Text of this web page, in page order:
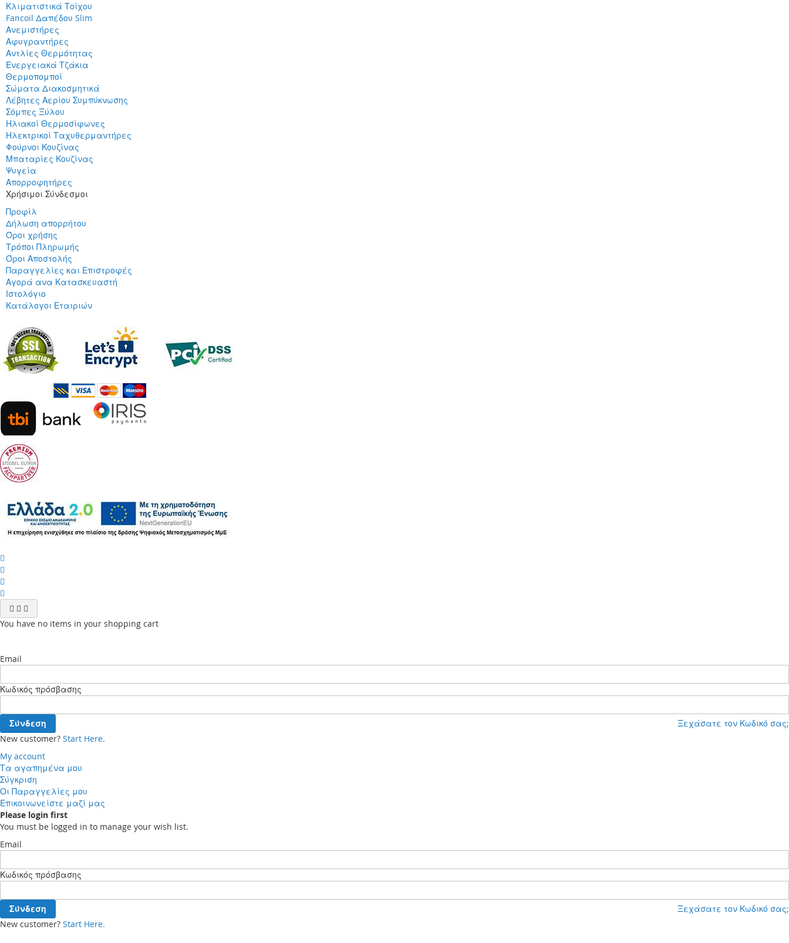
Κλιματιστικά Τοίχου
Fancoil Δαπέδου Slim
Ανεμιστήρες
Αφυγραντήρες
Αντλίες Θερμότητας
Ενεργειακά Τζάκια
Θερμοπομποί
Σώματα Διακοσμητικά
Λέβητες Αερίου Συμπύκνωσης
Σόμπες Ξύλου
Ηλιακοί Θερμοσίφωνες
Ηλεκτρικοί Ταχυθερμαντήρες
Φούρνοι Κουζίνας
Μπαταρίες Κουζίνας
Ψυγεία
Απορροφητήρες
Χρήσιμοι Σύνδεσμοι
Προφίλ
Δήλωση απορρήτου
Όροι χρήσης
Τρόποι Πληρωμής
Όροι Αποστολής
Παραγγελίες και Επιστροφές
Αγορά ανα Κατασκευαστή
Ιστολόγιο
Κατάλογοι Εταιριών
You have no items in your shopping cart
Email
Κωδικός πρόσβασης
Σύνδεση
Ξεχάσατε τον Κωδικό σας;
New customer? Start Here.
My account
Τα αγαπημένα μου
Σύγκριση
Οι Παραγγελίες μου
Επικοινωνείστε μαζί μας
Please login first
You must be logged in to manage your wish list.
Email
Κωδικός πρόσβασης
Σύνδεση
Ξεχάσατε τον Κωδικό σας;
New customer? Start Here.